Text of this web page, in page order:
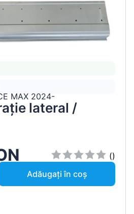
MAX 2024-
lateral /
()
Adăugați în coș